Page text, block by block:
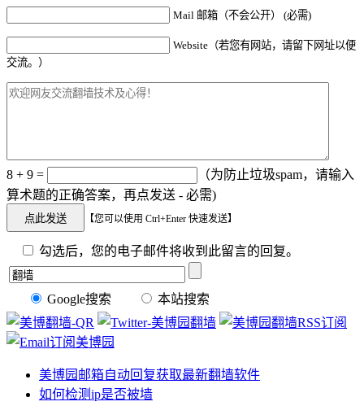
Mail 邮箱（不会公开） (必需)
Website（若您有网站，请留下网址以便
交流。）
8 + 9 =
（为防止垃圾spam，请输入
算术题的正确答案，再点发送 - 必需)
【您可以使用 Ctrl+Enter 快速发送】
勾选后，您的电子邮件将收到此留言的回复。
Google搜索 本站搜索
美博园邮箱自动回复获取最新翻墙软件
如何检测ip是否被墙